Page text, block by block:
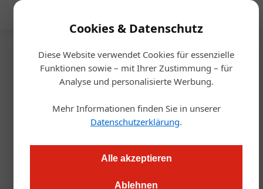
Cookies & Datenschutz
Diese Website verwendet Cookies für essenzielle
Funktionen sowie – mit Ihrer Zustimmung – für
Analyse und personalisierte Werbung.
Mehr Informationen finden Sie in unserer
Datenschutzerklärung.
Alle akzeptieren
Ablehnen
Startseite/Gastro & Hotel
Tourismus
April: Tourismus im Burgenland
trotzte dem Wetter
30.05.2023, 13:50 Uhr